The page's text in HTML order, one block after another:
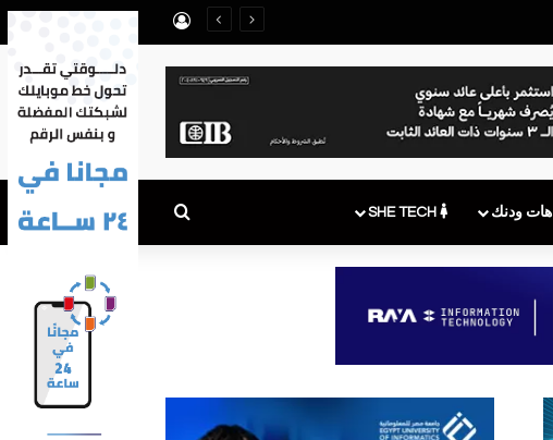
تسجيل الدخول
هات ودنك بحث عن